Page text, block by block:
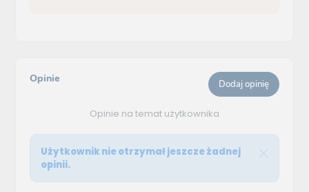
Opinie Dodaj opinię
Opinie na temat użytkownika
Użytkownik nie otrzymał jeszcze żadnej
opinii.